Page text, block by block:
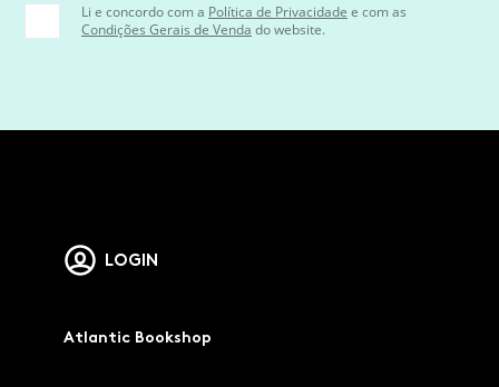
Li e concordo com a Política de Privacidade e com as
Condições Gerais de Venda do website.
LOGIN
Atlantic Bookshop